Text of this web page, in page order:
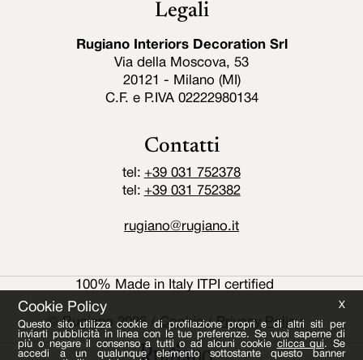
Legali
Rugiano Interiors Decoration Srl
Via della Moscova, 53
20121 - Milano (MI)
C.F. e P.IVA 02222980134
Contatti
tel: +39 031 752378
tel: +39 031 752382
rugiano@rugiano.it
100% Made in Italy ITPI certified
© Rugiano 2026 / Cookie/ Privacy Policy
Cookie Policy X
Questo sito utilizza cookie di profilazione propri e di altri siti per
inviarti pubblicità in linea con le tue preferenze. Se vuoi saperne di
più o negare il consenso a tutti o ad alcuni cookie clicca qui. Se
accedi a un qualunque elemento sottostante questo banner